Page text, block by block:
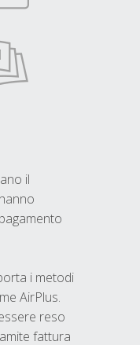
il
i metodi
AirPlus.
reso
fattura